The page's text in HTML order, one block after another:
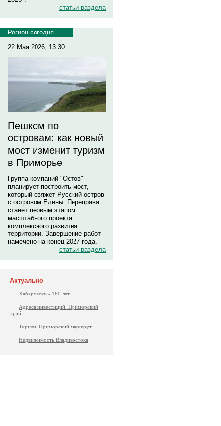
статьи раздела
Регион сегодня
22 Мая 2026, 13:30
Пешком по
островам: как новый
мост изменит туризм
в Приморье
Группа компаний "Остов"
планирует построить мост,
который свяжет Русский остров
с островом Елены. Переправа
станет первым этапом
масштабного проекта
комплексного развития
территории. Завершение работ
намечено на конец 2027 года.
статьи раздела
Актуально
Хабаровску - 160 лет
Адреса инвестиций. Приморский
край
Туризм: Приморский маршрут
Недвижимость Владивостока